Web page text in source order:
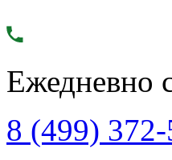
Ежедневно
8 (499)